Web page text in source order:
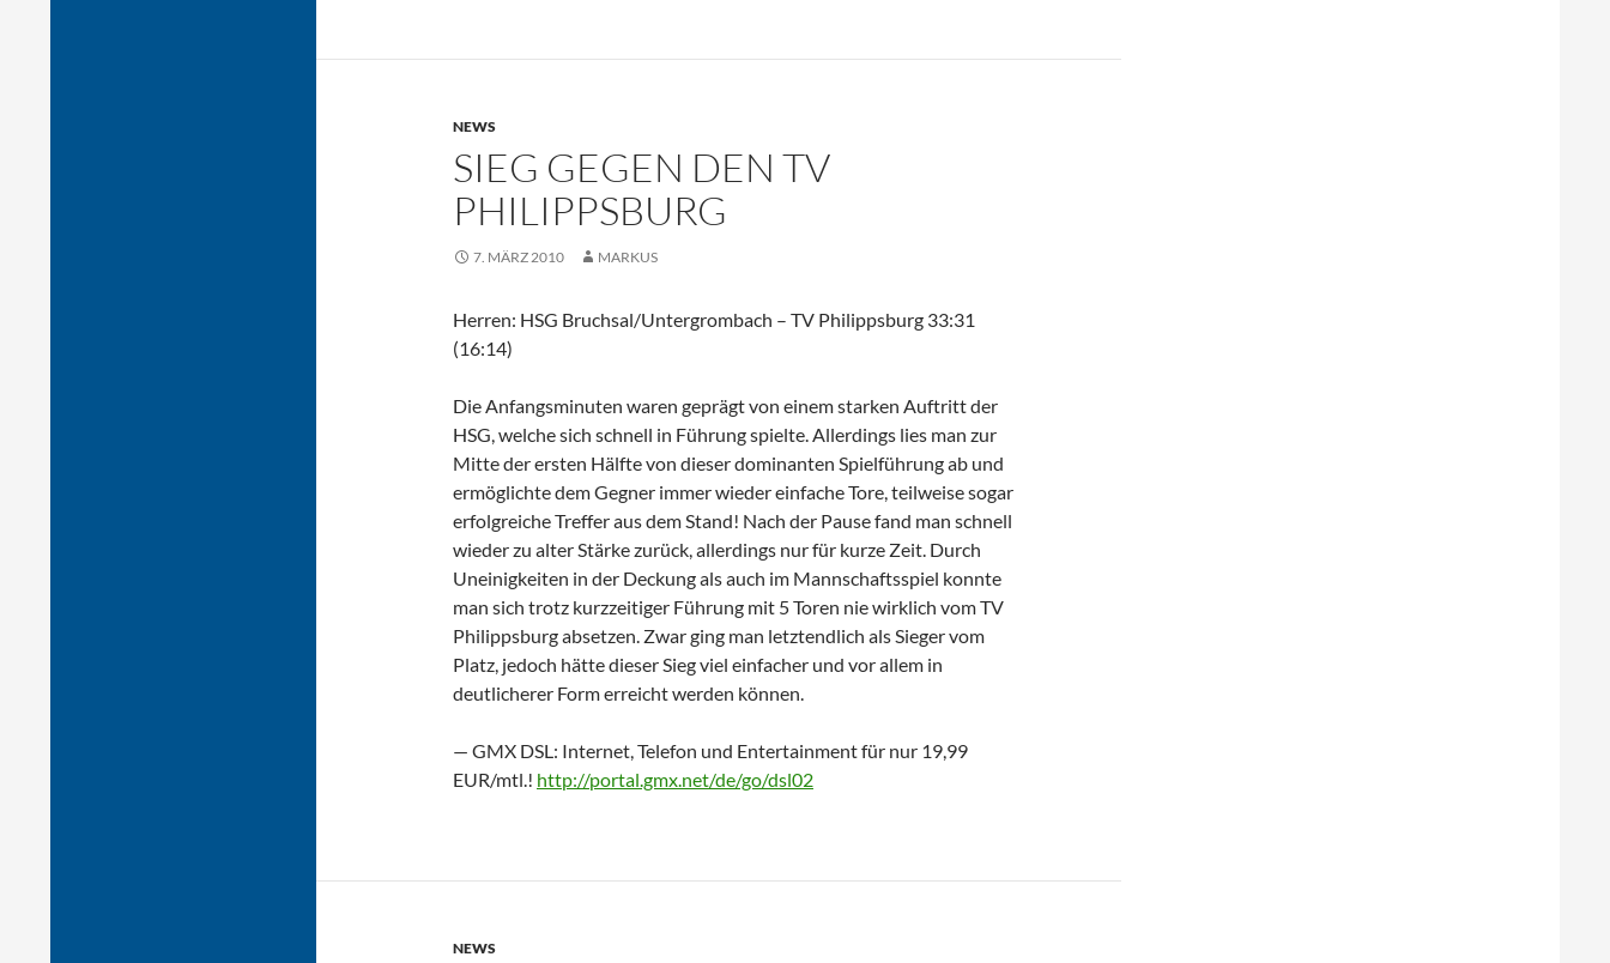
NEWS
SIEG GEGEN DEN TV
PHILIPPSBURG
7. MÄRZ 2010 MARKUS
Herren: HSG Bruchsal/Untergrombach – TV Philippsburg 33:31
(16:14)
Die Anfangsminuten waren geprägt von einem starken Auftritt der
HSG, welche sich schnell in Führung spielte. Allerdings lies man zur
Mitte der ersten Hälfte von dieser dominanten Spielführung ab und
ermöglichte dem Gegner immer wieder einfache Tore, teilweise sogar
erfolgreiche Treffer aus dem Stand! Nach der Pause fand man schnell
wieder zu alter Stärke zurück, allerdings nur für kurze Zeit. Durch
Uneinigkeiten in der Deckung als auch im Mannschaftsspiel konnte
man sich trotz kurzzeitiger Führung mit 5 Toren nie wirklich vom TV
Philippsburg absetzen. Zwar ging man letztendlich als Sieger vom
Platz, jedoch hätte dieser Sieg viel einfacher und vor allem in
deutlicherer Form erreicht werden können.
— GMX DSL: Internet, Telefon und Entertainment für nur 19,99
EUR/mtl.! http://portal.gmx.net/de/go/dsl02
NEWS